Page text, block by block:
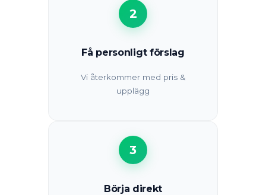
2
Få personligt förslag
Vi återkommer med pris &
upplägg
3
Börja direkt